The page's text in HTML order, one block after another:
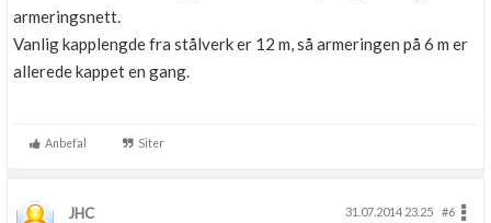
armeringsnett.
Vanlig kapplengde fra stålverk er 12 m, så armeringen på 6 m er
allerede kappet en gang.
Anbefal Siter
JHC 31.07.2014 23.25
#6